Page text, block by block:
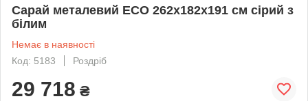
Сарай металевий ECO 262x182x191 см сірий з
білим
Немає в наявності
Код: 5183
Роздріб
29 718 ₴